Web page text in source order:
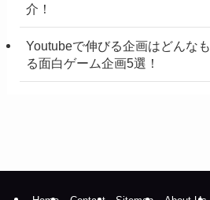
介！
Youtubeで伸びる企画はどんな
る面白ゲーム企画5選！